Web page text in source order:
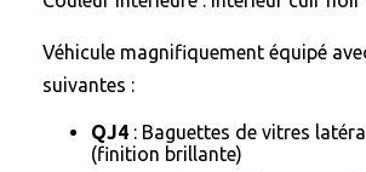
Véhicule magnifiquement équipé
suivantes :
QJ4 : Baguettes de vitres
(finition brillante)